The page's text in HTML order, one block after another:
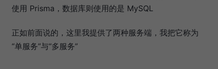
使用 Prisma，数据库则使用的是 MySQL
正如前面说的，这里我提供了两种服务端，我把它称为
“单服务”与“多服务”